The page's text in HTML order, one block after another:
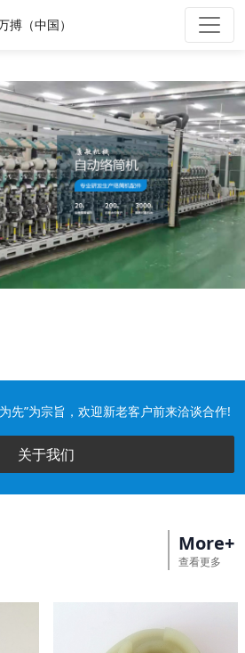
搏（中国）
先”为宗旨，欢迎新老客户前来洽谈合作!
关于我们
More+
查看更多